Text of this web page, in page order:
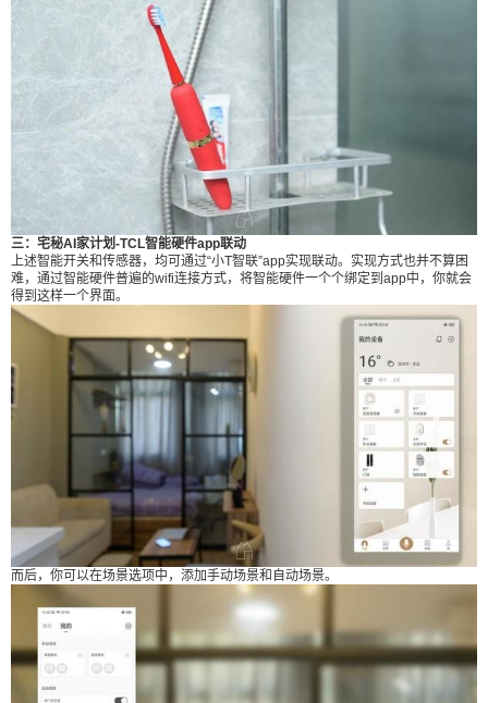
三：宅秘AI家计划-TCL智能硬件app联动
上述智能开关和传感器，均可通过“小T智联”app实现联动。实现方式也并不算困
难，通过智能硬件普遍的wifi连接方式，将智能硬件一个个绑定到app中，你就会
得到这样一个界面。
而后，你可以在场景选项中，添加手动场景和自动场景。